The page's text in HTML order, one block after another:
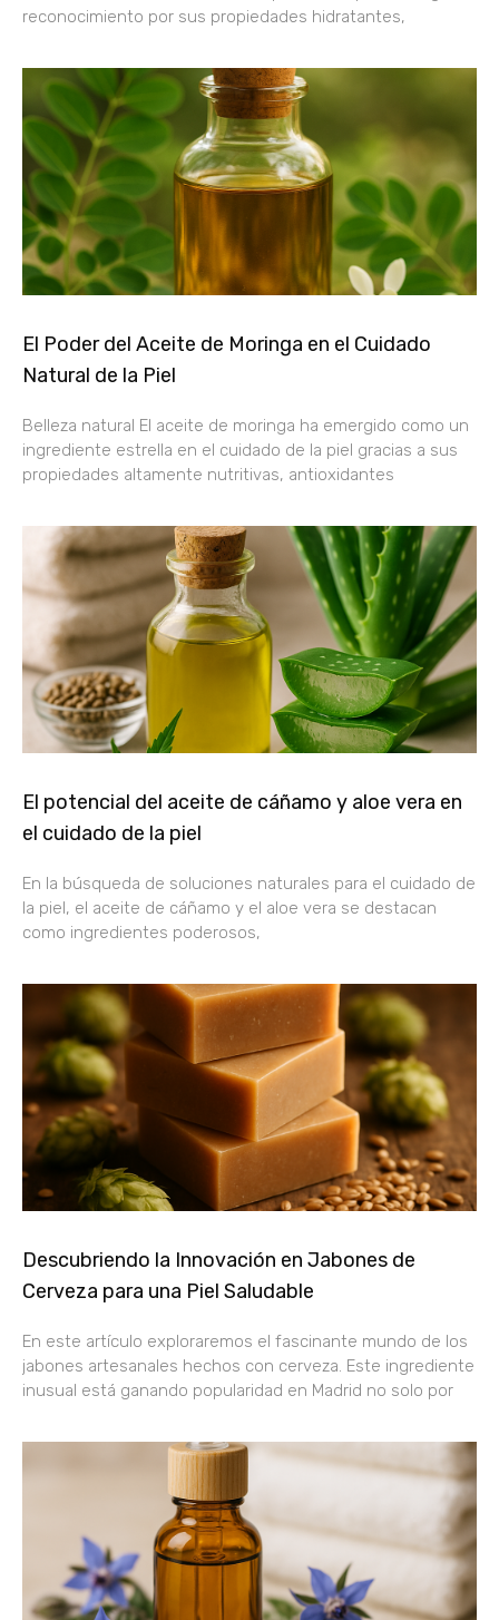
reconocimiento por sus propiedades hidratantes,
El Poder del Aceite de Moringa en el Cuidado
Natural de la Piel
Belleza natural El aceite de moringa ha emergido como un
ingrediente estrella en el cuidado de la piel gracias a sus
propiedades altamente nutritivas, antioxidantes
El potencial del aceite de cáñamo y aloe vera en
el cuidado de la piel
En la búsqueda de soluciones naturales para el cuidado de
la piel, el aceite de cáñamo y el aloe vera se destacan
como ingredientes poderosos,
Descubriendo la Innovación en Jabones de
Cerveza para una Piel Saludable
En este artículo exploraremos el fascinante mundo de los
jabones artesanales hechos con cerveza. Este ingrediente
inusual está ganando popularidad en Madrid no solo por